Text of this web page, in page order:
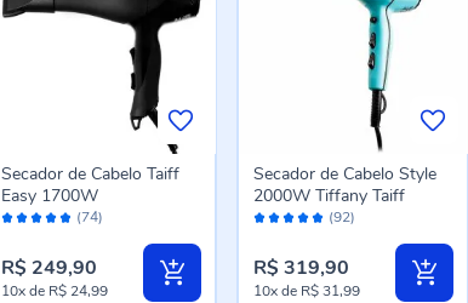
Avaliação: (74)
Secador de Cabelo Taiff
Easy 1700W
R$ 249,90
10xde R$ 24,99
Avaliação: (92)
Secador de Cabelo Style
2000W Tiffany Taiff
R$ 319,90
10xde R$ 31,99